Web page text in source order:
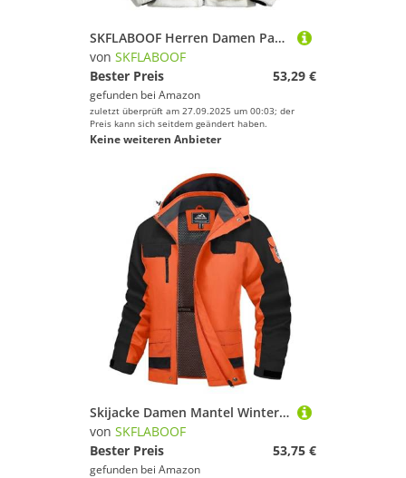
SKFLABOOF Herren Damen Patchwork Stehkragen Teddy Jacke 2025 Sherpa Fleecejacke Aesthetic Stuff Y2K Clothes Winter Warm Teddyfleece Jacken Mantel
von SKFLABOOF
Bester Preis
53,29 €
gefunden bei Amazon
zuletzt überprüft am 27.09.2025 um 00:03; der
Preis kann sich seitdem geändert haben.
Keine weiteren Anbieter
Skijacke Damen Mantel Winter Wasserdicht Winterjacke Outdoor Herren Warm Skianzug Männer Jacke Mens Jacket Mann Orange, 4XL
von SKFLABOOF
Bester Preis
53,75 €
gefunden bei Amazon